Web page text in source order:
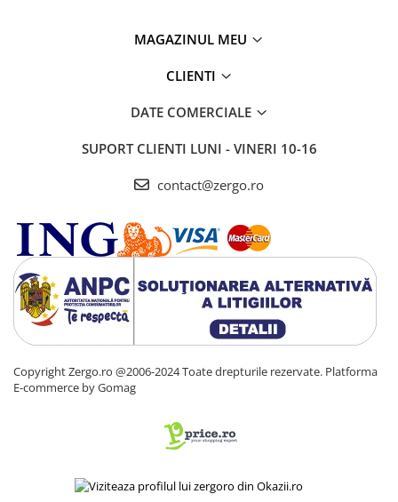
MAGAZINUL MEU
CLIENTI
DATE COMERCIALE
SUPORT CLIENTI LUNI - VINERI 10-16
contact@zergo.ro
Copyright Zergo.ro @2006-2024 Toate drepturile rezervate. Platforma
E-commerce by Gomag